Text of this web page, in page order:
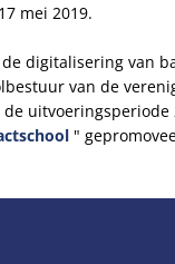
mei 2019.
digitalisering van
van de
uitvoeringsperiode
"